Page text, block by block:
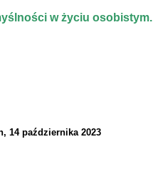
w życiu osobistym.
14 października 2023